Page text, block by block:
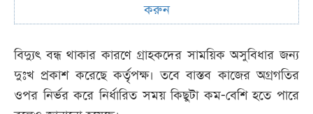
করুন
বিদ্যুৎ বন্ধ থাকার কারণে গ্রাহকদের সাময়িক অসুবিধার জন্য
দুঃখ প্রকাশ করেছে কর্তৃপক্ষ। তবে বাস্তব কাজের অগ্রগতির
ওপর নির্ভর করে নির্ধারিত সময় কিছুটা কম-বেশি হতে পারে